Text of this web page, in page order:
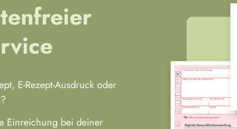
E-Rezept-Ausdruck oder
Einreichung bei deiner